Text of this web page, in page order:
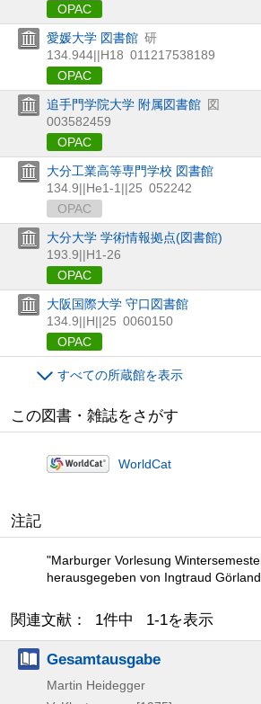
OPAC
愛媛大学 図書館 研
134.944||H18 011217538189
OPAC
追手門学院大学 附属図書館 図
003582459
OPAC
大分工業高等専門学校 図書館
134.9||He1-1||25 052242
OPAC
大分大学 学術情報拠点(図書館)
193.9||H1-26
OPAC
大阪国際大学 守口図書館
134.9||H||25 0060150
OPAC
すべての所蔵館を表示
この図書・雑誌をさがす
WorldCat
注記
"Marburger Vorlesung
herausgegeben von Ingtraud
関連文献： 1件中 1-1を表示
Gesamtausgabe
Martin Heidegger